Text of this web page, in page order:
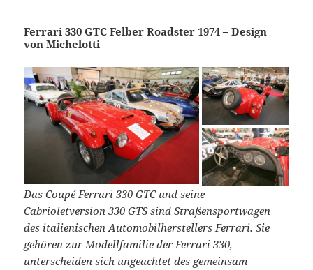
Ferrari 330 GTC Felber Roadster 1974 – Design
von Michelotti
Das Coupé Ferrari 330 GTC und seine
Cabrioletversion 330 GTS sind Straßensportwagen
des italienischen Automobilherstellers Ferrari. Sie
gehören zur Modellfamilie der Ferrari 330,
unterscheiden sich ungeachtet des gemeinsam